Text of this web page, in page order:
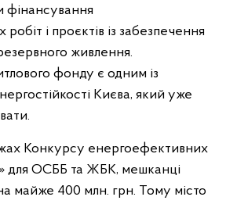
фінансування
і проєктів із забезпечення
живлення.
фонду є одним із
Києва, який уже
Конкурсу енергоефективних
для ОСББ та ЖБК, мешканці
майже 400 млн. грн. Тому місто